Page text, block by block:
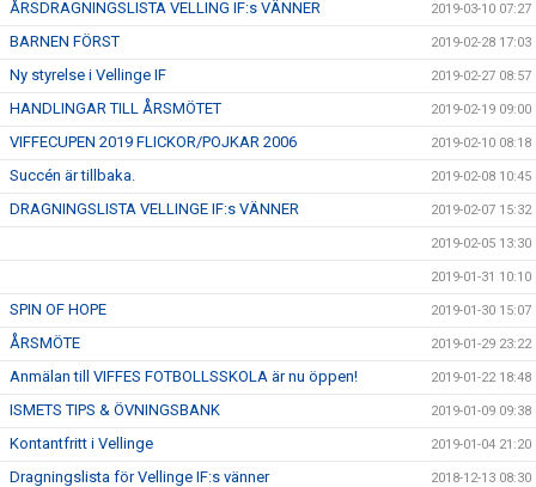
ÅRSDRAGNINGSLISTA VELLING IF:s VÄNNER 2019-03-10 07:27
BARNEN FÖRST 2019-02-28 17:03
Ny styrelse i Vellinge IF 2019-02-27 08:57
HANDLINGAR TILL ÅRSMÖTET 2019-02-19 09:00
VIFFECUPEN 2019 FLICKOR/POJKAR 2006 2019-02-10 08:18
Succén är tillbaka. 2019-02-08 10:45
DRAGNINGSLISTA VELLINGE IF:s VÄNNER 2019-02-07 15:32
2019-02-05 13:30
2019-01-31 10:10
SPIN OF HOPE 2019-01-30 15:07
ÅRSMÖTE 2019-01-29 23:22
Anmälan till VIFFES FOTBOLLSSKOLA är nu öppen! 2019-01-22 18:48
ISMETS TIPS & ÖVNINGSBANK 2019-01-09 09:38
Kontantfritt i Vellinge 2019-01-04 21:20
Dragningslista för Vellinge IF:s vänner 2018-12-13 08:30